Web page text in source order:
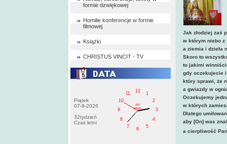
formie dzwiękowej
Homilie konferencje w formie
filmowej
Książki
CHRISTUS VINCIT - TV
Piątek
07-8-2026
32tydzień
Czas letni
1
2
3
4
5
6
7
8
9
10
11
12
AM
pištek
Jak złodziej zaś
w którym niebo z
a ziemia i dzieła
Skoro to
to jakimi
gdy oczekujecie
który sprawi, że
a gwiazdy w
Oczekujemy
w których
Dlatego
aby [On] was
a cierpliwość